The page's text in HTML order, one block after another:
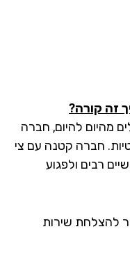
קורה?
להיום, חברה
חברה קטנה עם צי
ולפגוע
שירות